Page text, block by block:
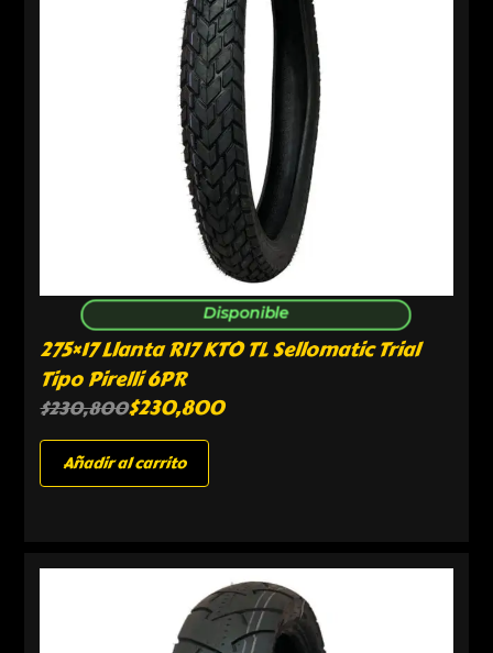
Disponible
275×17 Llanta R17 KTO TL Sellomatic Trial
Tipo Pirelli 6PR
$230,800$230,800
Añadir al carrito